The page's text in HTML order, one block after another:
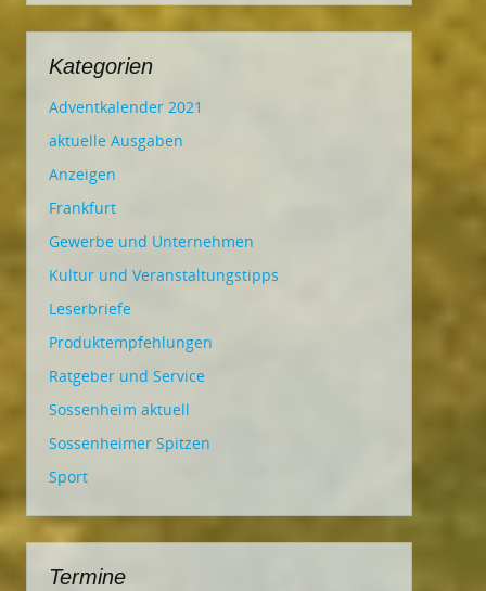
Kategorien
Adventkalender 2021
aktuelle Ausgaben
Anzeigen
Frankfurt
Gewerbe und Unternehmen
Kultur und Veranstaltungstipps
Leserbriefe
Produktempfehlungen
Ratgeber und Service
Sossenheim aktuell
Sossenheimer Spitzen
Sport
Termine